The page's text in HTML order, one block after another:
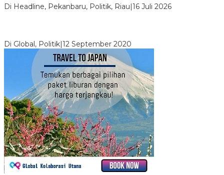
Di Headline, Pekanbaru, Politik, Riau|16 Juli 2026
Di Global, Politik|12 September 2020